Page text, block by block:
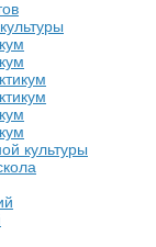
культуры